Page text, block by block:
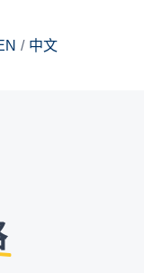
/ 中文